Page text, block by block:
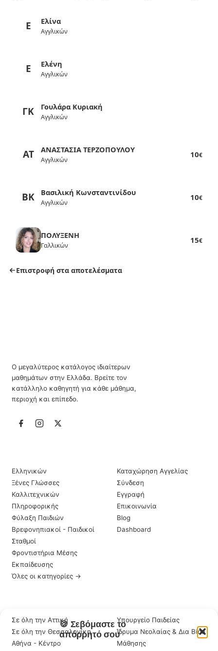
🍪 Σεβόμαστε το
απόρρητό σου
Ε Ελίνα
Αγγλικών
Ε Ελένη
Αγγλικών
ΓΚ Γουλάρα Κυριακή
Αγγλικών
ΑΤ ΑΝΑΣΤΑΣΙΑ ΤΕΡΖΟΠΟΥΛΟΥ
Αγγλικών
10€
ΒΚ Βασιλική Κωνσταντινίδου
Αγγλικών
10€
ΠΟΛΥΞΕΝΗ
Γαλλικών
15€
Επιστροφή στα αποτελέσματα
Ο μεγαλύτερος κατάλογος ιδιαίτερων
μαθημάτων στην Ελλάδα. Βρείτε τον
κατάλληλο καθηγητή για κάθε μάθημα,
περιοχή και επίπεδο.
Ελληνικών
Ξένες Γλώσσες
Καλλιτεχνικών
Πληροφορικής
Φύλαξη Παιδιών
Βρεφονηπιακοί - Παιδικοί
Σταθμοί
Φροντιστήρια Μέσης
Εκπαίδευσης
Όλες οι κατηγορίες →
Καταχώρηση Αγγελίας
Σύνδεση
Εγγραφή
Επικοινωνία
Blog
Dashboard
Σε όλη την Αττική
Σε όλη την Θεσσαλονίκη
Αθήνα - Κέντρο
Υπουργείο Παιδείας
Ίδρυμα Νεολαίας & Δια Βίου
Μάθησης